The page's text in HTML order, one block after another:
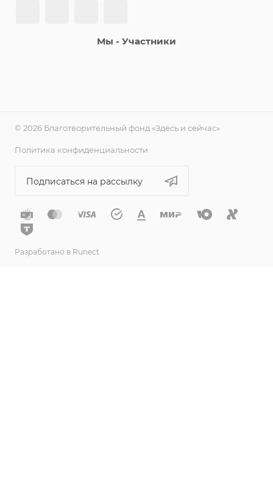
Мы - Участники
© 2026 Благотворительный фонд «Здесь и сейчас»
Политика конфиденциальности
Подписаться на рассылку
Разработано в Runect